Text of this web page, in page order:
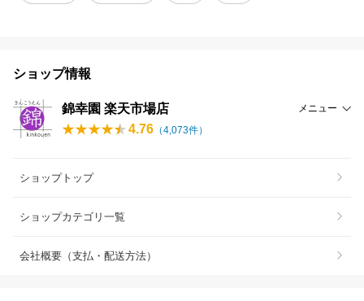
ショップ情報
錦幸園 楽天市場店 メニュー
4.76 （4,073件）
ショップトップ
ショップカテゴリ一覧
会社概要（支払・配送方法）